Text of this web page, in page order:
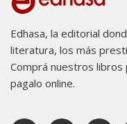
Edhasa, la editorial
literatura, los más
Comprá nuestros
pagalo online.